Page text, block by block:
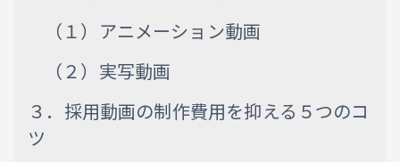
（１）アニメーション動画
（２）実写動画
３．採用動画の制作費用を抑える５つのコ
ツ